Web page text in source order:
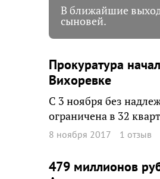
В ближайшие
сыновей.
Прокуратура
Вихоревке
С 3 ноября без
ограничена в 32
8 ноября 2017 1 отзыв
479 миллионов